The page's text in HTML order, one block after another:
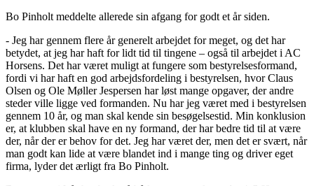
Bo Pinholt meddelte allerede sin afgang for godt et år siden.
- Jeg har gennem flere år generelt arbejdet for meget, og det har
betydet, at jeg har haft for lidt tid til tingene – også til arbejdet i AC
Horsens. Det har været muligt at fungere som bestyrelsesformand,
fordi vi har haft en god arbejdsfordeling i bestyrelsen, hvor Claus
Olsen og Ole Møller Jespersen har løst mange opgaver, der andre
steder ville ligge ved formanden. Nu har jeg været med i bestyrelsen
gennem 10 år, og man skal kende sin besøgelsestid. Min konklusion
er, at klubben skal have en ny formand, der har bedre tid til at være
der, når der er behov for det. Jeg har været der, men det er svært, når
man godt kan lide at være blandet ind i mange ting og driver eget
firma, lyder det ærligt fra Bo Pinholt.